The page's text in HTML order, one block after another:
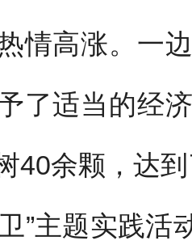
情高涨。一
了适当的经
40余颗，达
”主题实践